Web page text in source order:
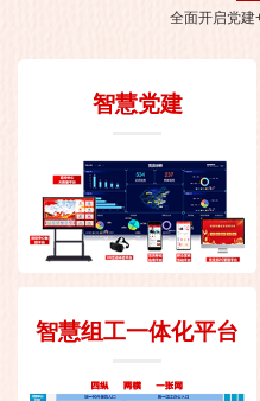
全面开启党建
智慧党建
智慧组工一体化平台